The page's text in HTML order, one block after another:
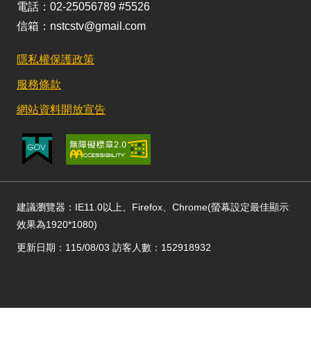
電話：02-25056789 #5526
信箱：nstcstv@gmail.com
隱私權保護政策
服務條款
網站資料開放宣告
建議瀏覽器：IE11.0以上、Firefox、Chrome(螢幕設定最佳顯示
效果為1920*1080)
更新日期：115/08/03 訪客人數：152918932